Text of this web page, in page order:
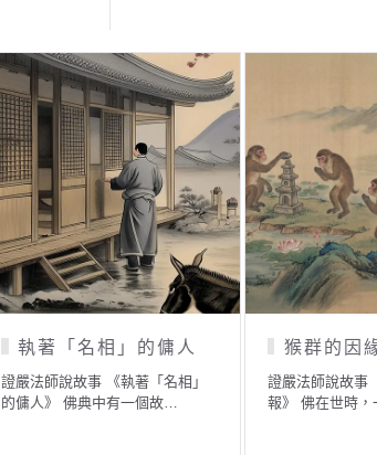
執著「名相」的傭人
證嚴法師說故事 《執著「名相」
的傭人》 佛典中有一個故…
猴群的因
證嚴法師說故事
報》 佛在世時，